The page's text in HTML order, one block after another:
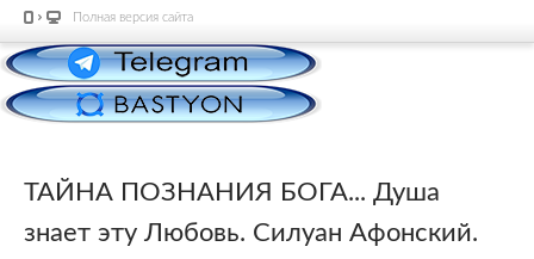
Полная версия сайта
ТАЙНА ПОЗНАНИЯ БОГА... Душа
знает эту Любовь. Силуан Афонский.